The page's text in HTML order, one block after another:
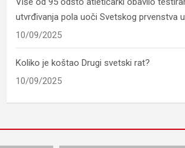
utvrđivanja pola uoči Svetskog prvenstva
10/09/2025
Koliko je koštao Drugi svetski rat?
10/09/2025